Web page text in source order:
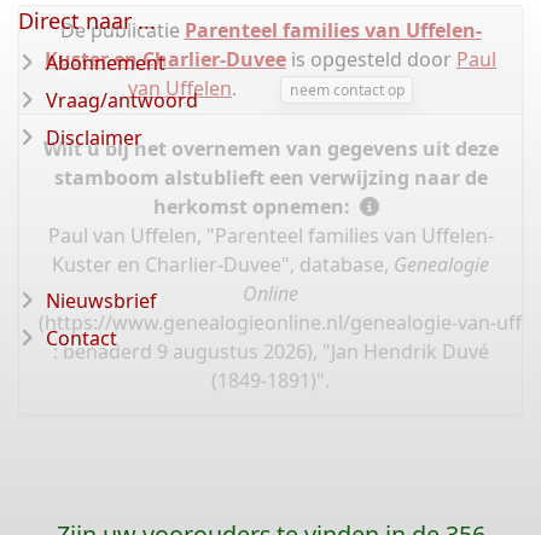
De publicatie Parenteel families van Uffelen-
Kuster en Charlier-Duvee is opgesteld door Paul
van Uffelen. neem contact op
Wilt u bij het overnemen van gegevens uit deze
stamboom alstublieft een verwijzing naar de
herkomst opnemen:
Paul van Uffelen, "Parenteel families van Uffelen-
Kuster en Charlier-Duvee", database, Genealogie
Online
(https://www.genealogieonline.nl/genealogie-van-
: benaderd 9 augustus 2026), "Jan Hendrik Duvé
(1849-1891)".
Direct naar ...
Abonnement
Vraag/antwoord
Disclaimer
Nieuwsbrief
Contact